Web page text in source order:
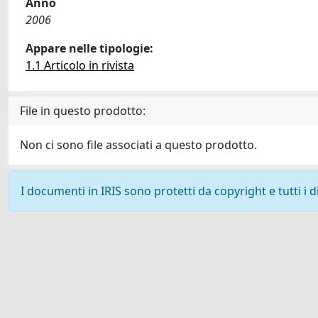
2006
Appare nelle tipologie:
1.1 Articolo in rivista
File in questo prodotto:
Non ci sono file associati a questo prodotto.
I documenti in IRIS sono protetti da copyright e tutti i